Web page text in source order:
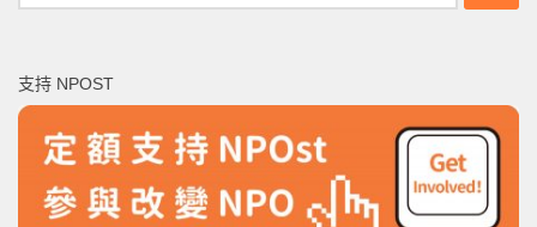
尋
字:
支持 NPOST